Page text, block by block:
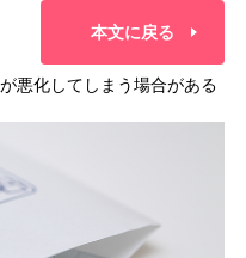
本文に戻る
悪化してしまう場合がある